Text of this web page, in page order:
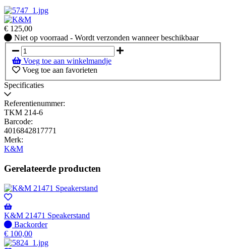
€ 125,00
Niet
op
voorraad
-
Wordt
verzonden
beschikbaar
Niet op voorraad - Wordt verzonden wanneer beschikbaar
Voeg toe aan winkelmandje
Voeg toe aan favorieten
Specificaties
Referentienummer:
TKM 214-6
Barcode:
4016842817771
Merk:
K&M
Gerelateerde producten
K&M 21471 Speakerstand
Niet
op
voorraad
Backorder
€ 100,00